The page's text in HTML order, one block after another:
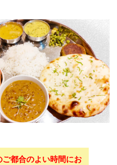
都合のよい時間にお